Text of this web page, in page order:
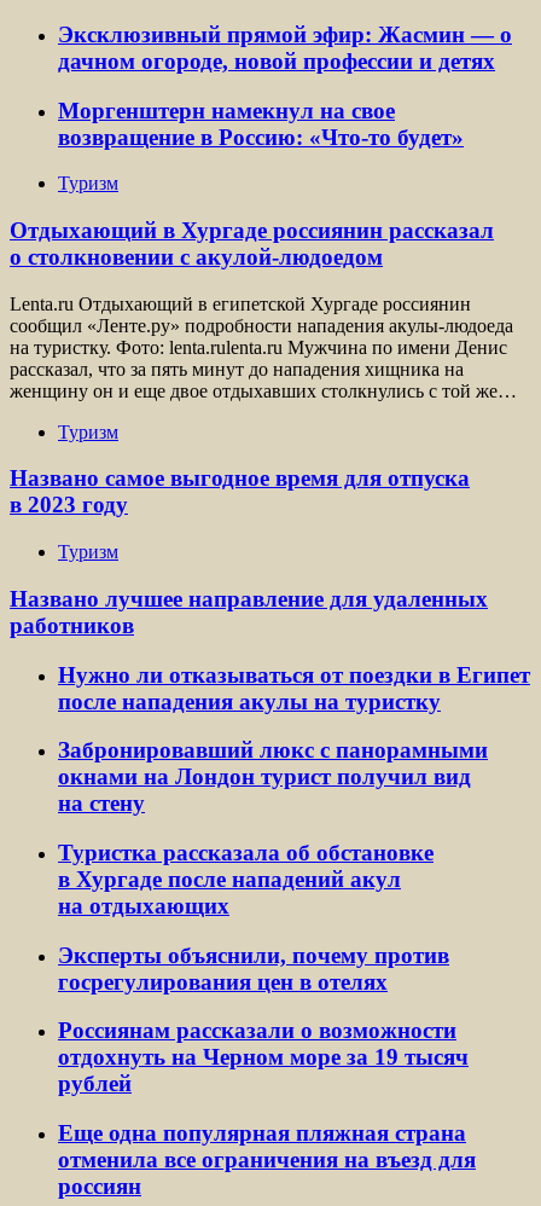
Эксклюзивный прямой эфир: Жасмин — о
дачном огороде, новой профессии и детях
Моргенштерн намекнул на свое
возвращение в Россию: «Что-то будет»
Туризм
Отдыхающий в Хургаде россиянин рассказал
о столкновении с акулой-людоедом
Lenta.ru Отдыхающий в египетской Хургаде россиянин
сообщил «Ленте.ру» подробности нападения акулы-людоеда
на туристку. Фото: lenta.rulenta.ru Мужчина по имени Денис
рассказал, что за пять минут до нападения хищника на
женщину он и еще двое отдыхавших столкнулись с той же…
Туризм
Названо самое выгодное время для отпуска
в 2023 году
Туризм
Названо лучшее направление для удаленных
работников
Нужно ли отказываться от поездки в Египет
после нападения акулы на туристку
Забронировавший люкс с панорамными
окнами на Лондон турист получил вид
на стену
Туристка рассказала об обстановке
в Хургаде после нападений акул
на отдыхающих
Эксперты объяснили, почему против
госрегулирования цен в отелях
Россиянам рассказали о возможности
отдохнуть на Черном море за 19 тысяч
рублей
Еще одна популярная пляжная страна
отменила все ограничения на въезд для
россиян